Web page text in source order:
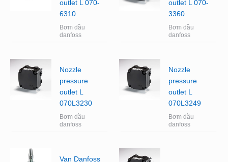
outlet L 070-
6310
Bơm dầu
danfoss
outlet L 070-
3360
Bơm dầu
danfoss
Nozzle
pressure
outlet L
070L3230
Bơm dầu
danfoss
Nozzle
pressure
outlet L
070L3249
Bơm dầu
danfoss
Van Danfoss